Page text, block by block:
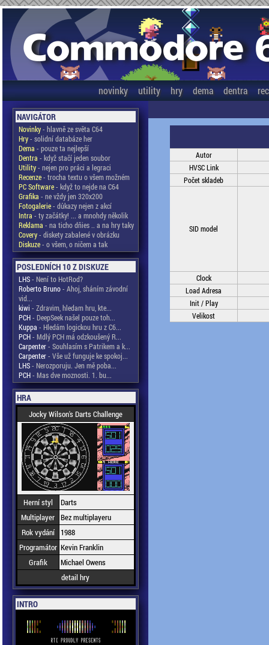
novinky utility hry dema dentra
NAVIGÁTOR
Novinky- hlavně ze světa C64
Hry- solidní databáze her
Dema - pouze ta nejlepší
Dentra - když stačí jeden soubor
Utility- nejen pro práci a legraci
Recenze- trocha textu o všem možném
PC Software- když to nejde na C64
Grafika - ne vždy jen 320x200
Fotogalerie- důkazy nejen z akcí
Intra - ty začátky! ... a mnohdy několik
Reklama - na ticho dňies .. a na hry taky
Covery- diskety zabalené v obrázku
Diskuze- o všem, o ničem a tak
POSLEDNÍCH 10 Z DISKUZE
LHS- Není to HotRod?
Roberto Bruno- Ahoj, sháním závodní
vid...
kiwi - Zdravim, hledam hru, kte...
PCH- DeepSeek našel pouze toh...
Kuppa - Hledám logickou hru z C6...
PCH- Mdlý PCH má odzkoušený R...
Carpenter- Souhlasím s Patrikem a k...
Carpenter- Vše už funguje ke spokoj...
LHS- Nerozporuju. Jen mě poba...
PCH- Mas dve moznosti. 1. bu...
HRA
Jocky Wilson's Darts Challenge
Herní styl
Darts
Multiplayer Bez multiplayeru
Rok vydání
1988
Programátor Kevin Franklin
Grafik
Michael Owens
detail hry
INTRO
Autor
HVSC Link
Počet skladeb
SID model
Clock
Load Adresa
Init / Play
Velikost